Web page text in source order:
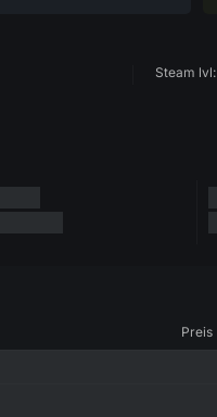
Steam lvl:
Preis